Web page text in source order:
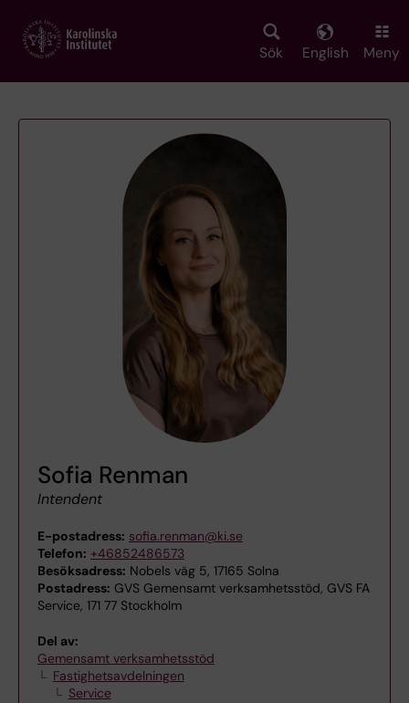
main
Sök English Meny
Sofia Renman
Intendent
E-postadress: sofia.renman@ki.se
Telefon: +46852486573
Besöksadress: Nobels väg 5, 17165 Solna
Postadress: GVS Gemensamt verksamhetsstöd, GVS FA
Service, 171 77 Stockholm
Del av:
Gemensamt verksamhetsstöd
Fastighetsavdelningen
Service